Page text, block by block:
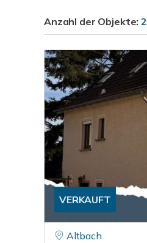
Anzahl der Objekte:2
VERKAUFT
Altbach